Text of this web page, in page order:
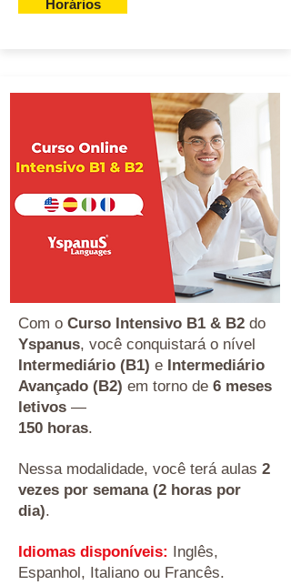
Horários
Com o Curso Intensivo B1 & B2 do
Yspanus, você conquistará o nível
Intermediário (B1) e Intermediário
Avançado (B2) em torno de 6 meses
letivos —
150 horas.
Nessa modalidade, você terá aulas 2
vezes por semana (2 horas por
dia).
Idiomas disponíveis: Inglês,
Espanhol, Italiano ou Francês.